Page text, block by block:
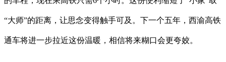
“大师”的距离，让思念变得触手可及。下一个五年，西渝高铁
通车将进一步拉近这份温暖，相信将来糊口会更夸姣。